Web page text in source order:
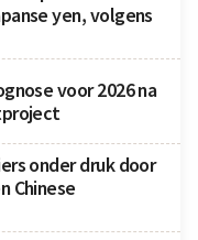
yen, volgens
voor 2026 na
onder druk door
Chinese